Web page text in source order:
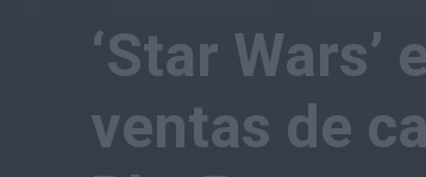
‘Star
ventas de